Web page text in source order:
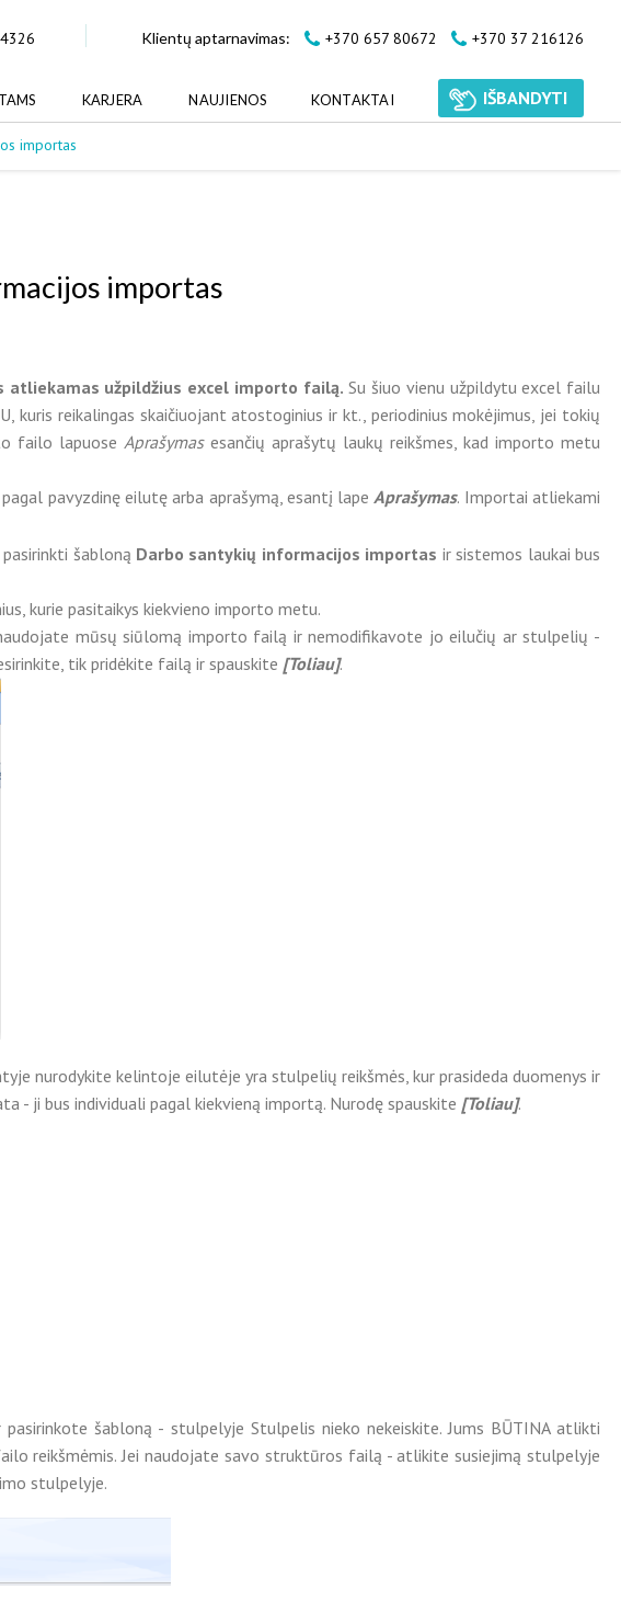
Klientų aptarnavimas: +370 657 80672 +370 37 216126
KARJERA NAUJIENOS KONTAKTAI IŠBANDYTI
importas
importas
atliekamas užpildžius excel importo failą. Su šiuo vienu užpildytu excel failu
reikalingas skaičiuojant atostoginius ir kt., periodinius mokėjimus, jei tokių
failo lapuoseAprašymasesančių aprašytų laukų reikšmes, kad importo metu
pavyzdinę eilutę arba aprašymą, esantį lape Aprašymas. Importai atliekami
šabloną Darbo santykių informacijos importas ir sistemos laukai bus
kurie pasitaikys kiekvieno importo metu.
mūsų siūlomą importo failą ir nemodifikavote jo eilučių ar stulpelių -
tik pridėkite failą ir spauskite [Toliau].
nurodykite kelintoje eilutėje yra stulpelių reikšmės, kur prasideda duomenys ir
- ji bus individuali pagal kiekvieną importą. Nurodę spauskite [Toliau].
šabloną - stulpelyje Stulpelis nieko nekeiskite. Jums BŪTINA atlikti
reikšmėmis. Jei naudojate savo struktūros failą - atlikite susiejimą stulpelyje
stulpelyje.